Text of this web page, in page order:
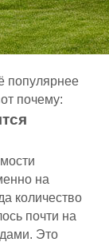
популярнее
почему:
на
количество
почти на
Это